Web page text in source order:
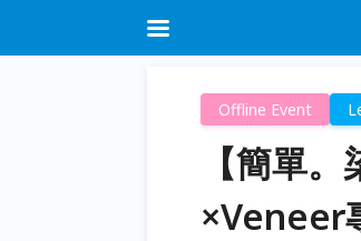
Offline Event
【簡單
×Veneer